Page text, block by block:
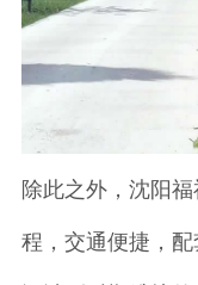
除此之外，沈阳
程，交通便捷，